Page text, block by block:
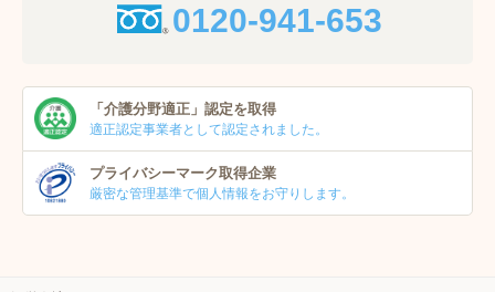
0120-941-653
「介護分野適正」 認定を取得
適正認定事業者として認定されました。
プライバシーマーク取得企業
厳密な管理基準で個人情報をお守りします。